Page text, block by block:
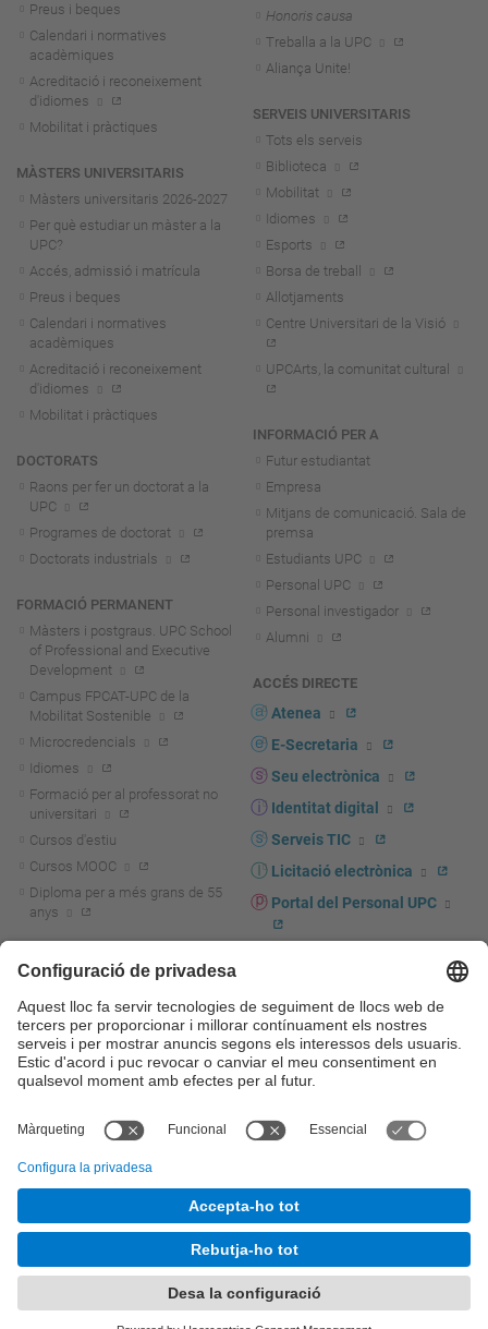
Preus i beques
Calendari i normatives
acadèmiques
Acreditació i reconeixement
d'idiomes
Mobilitat i pràctiques
MÀSTERS UNIVERSITARIS
Màsters universitaris 2026-2027
Per què estudiar un màster a la
UPC?
Accés, admissió i matrícula
Preus i beques
Calendari i normatives
acadèmiques
Acreditació i reconeixement
d'idiomes
Mobilitat i pràctiques
DOCTORATS
Raons per fer un doctorat a la
UPC
Programes de doctorat
Doctorats industrials
FORMACIÓ PERMANENT
Màsters i postgraus. UPC School
of Professional and Executive
Development
Campus FPCAT-UPC de la
Mobilitat Sostenible
Microcredencials
Idiomes
Formació per al professorat no
universitari
Cursos d'estiu
Cursos MOOC
Diploma per a més grans de 55
anys
Actualitat R+D+I
La recerca a la UPC
La transferència, l'emprenedoria i
la innovació a la UPC
Foment i suport a la recerca
transferència, l'emprenedoria i la
Serveis per a empreses
Honoris causa
Treballa a la UPC
Aliança Unite!
SERVEIS UNIVERSITARIS
Tots els serveis
Biblioteca
Mobilitat
Idiomes
Esports
Borsa de treball
Allotjaments
Centre Universitari de la Visió
UPCArts, la comunitat cultural
INFORMACIÓ PER A
Futur estudiantat
Empresa
Mitjans de comunicació. Sala de
premsa
Estudiants UPC
Personal UPC
Personal investigador
Alumni
ACCÉS DIRECTE
Atenea
E-Secretaria
Seu electrònica
Identitat digital
Serveis TIC
Licitació electrònica
Portal del Personal UPC
UPCshop, marxandatge
Sala de premsa
Seguretat i salut
Autoprotecció i emergències
© UPC Universitat Politècnica de Catalunya - BarcelonaTech
Accessibilitat
Configuració de privadesa